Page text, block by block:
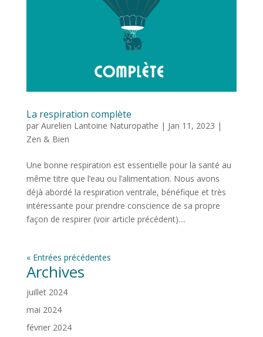
La respiration complète
par Aurelien Lantoine Naturopathe | Jan 11, 2023 |
Zen & Bien
Une bonne respiration est essentielle pour la santé au
même titre que l’eau ou l’alimentation. Nous avons
déjà abordé la respiration ventrale, bénéfique et très
intéressante pour prendre conscience de sa propre
façon de respirer (voir article précédent)....
« Entrées précédentes
Archives
juillet 2024
mai 2024
février 2024